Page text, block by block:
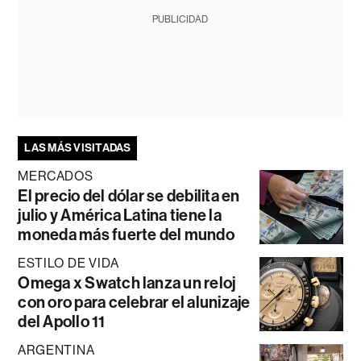
PUBLICIDAD
LAS MÁS VISITADAS
MERCADOS
El precio del dólar se debilita en
julio y América Latina tiene la
moneda más fuerte del mundo
ESTILO DE VIDA
Omega x Swatch lanza un reloj
con oro para celebrar el alunizaje
del Apollo 11
ARGENTINA